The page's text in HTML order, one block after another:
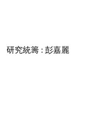
研究統籌 : 彭嘉麗